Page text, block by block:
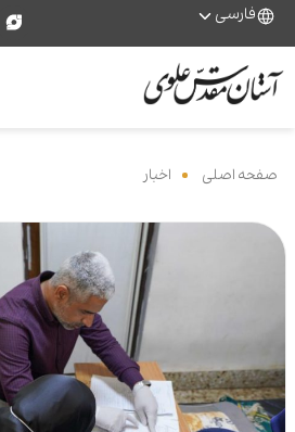
فارسی
صفحه اصلی اخبار